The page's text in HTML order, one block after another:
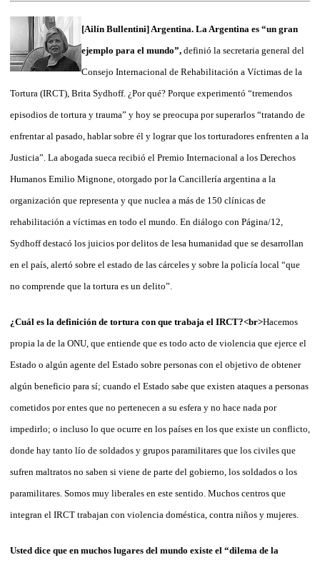
[Ailín Bullentini] Argentina. La Argentina es “un gran
ejemplo para el mundo”, definió la secretaria general del
Consejo Internacional de Rehabilitación a Víctimas de la
Tortura (IRCT), Brita Sydhoff. ¿Por qué? Porque experimentó “tremendos
episodios de tortura y trauma” y hoy se preocupa por superarlos “tratando de
enfrentar al pasado, hablar sobre él y lograr que los torturadores enfrenten a la
Justicia”. La abogada sueca recibió el Premio Internacional a los Derechos
Humanos Emilio Mignone, otorgado por la Cancillería argentina a la
organización que representa y que nuclea a más de 150 clínicas de
rehabilitación a víctimas en todo el mundo. En diálogo con Página/12,
Sydhoff destacó los juicios por delitos de lesa humanidad que se desarrollan
en el país, alertó sobre el estado de las cárceles y sobre la policía local “que
no comprende que la tortura es un delito”.
¿Cuál es la definición de tortura con que trabaja el IRCT?<br>Hacemos
propia la de la ONU, que entiende que es todo acto de violencia que ejerce el
Estado o algún agente del Estado sobre personas con el objetivo de obtener
algún beneficio para sí; cuando el Estado sabe que existen ataques a personas
cometidos por entes que no pertenecen a su esfera y no hace nada por
impedirlo; o incluso lo que ocurre en los países en los que existe un conflicto,
donde hay tanto lío de soldados y grupos paramilitares que los civiles que
sufren maltratos no saben si viene de parte del gobierno, los soldados o los
paramilitares. Somos muy liberales en este sentido. Muchos centros que
integran el IRCT trabajan con violencia doméstica, contra niños y mujeres.
Usted dice que en muchos lugares del mundo existe el “dilema de la